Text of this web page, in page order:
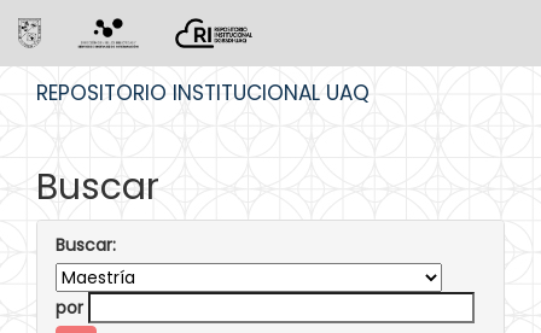
REPOSITORIO INSTITUCIONAL UAQ
Buscar
Buscar:
por